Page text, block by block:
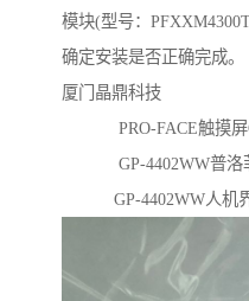
模块(型号：
确定安装是否正确完成。
厦门晶鼎科技
PRO-FACE触摸屏
GP-4402WW普洛
GP-4402WW人机